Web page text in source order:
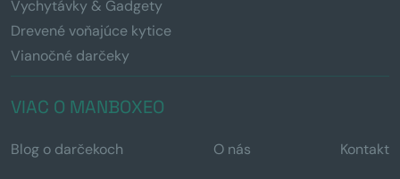
Vychytávky & Gadgety
Drevené voňajúce kytice
Vianočné darčeky
VIAC O MANBOXEO
Blog o darčekoch O nás Kontakt